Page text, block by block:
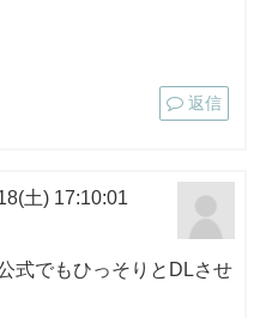
返信
土) 17:10:01
式でもひっそりとDLさせ